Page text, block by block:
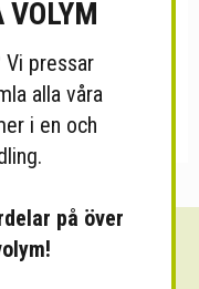
pressar
alla våra
i en och
på över